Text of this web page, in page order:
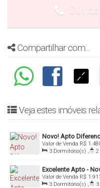
Compartilhar com...
Veja estes imóveis
Novo! Apto
Centro - Itajaí/SC
R$
Valor de Venda
3 Dormitório(s) , 2
Sala(s) , 1 Suíte(s) ,
Excelente Apto -
R$
Valor de Venda
3 Dormitório(s) , 3